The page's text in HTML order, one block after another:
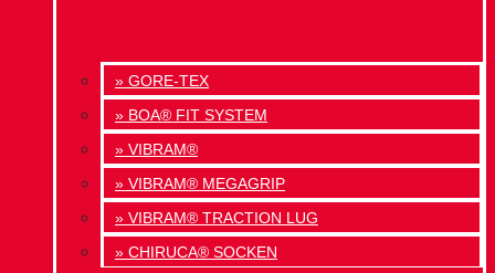
» GORE-TEX
» BOA® FIT SYSTEM
» VIBRAM®
» VIBRAM® MEGAGRIP
» VIBRAM® TRACTION LUG
» CHIRUCA® SOCKEN